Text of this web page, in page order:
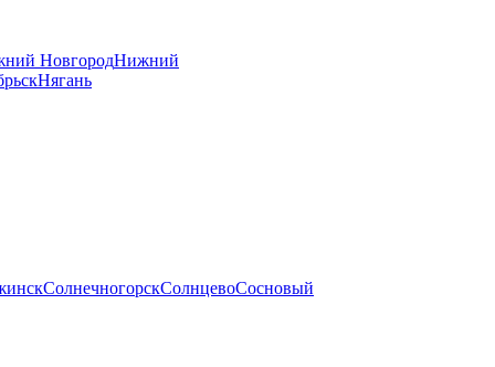
НовгородНижний
Нягань
СолнечногорскСолнцевоСосновый